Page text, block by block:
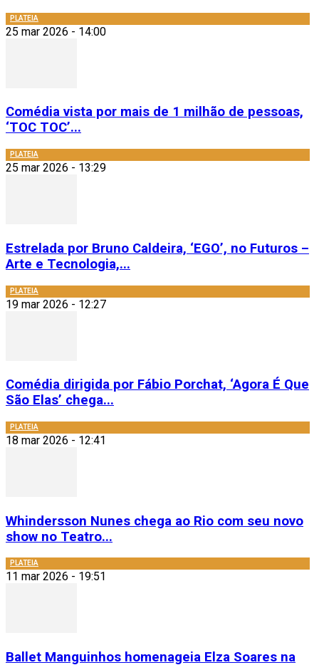
PLATEIA
25 mar 2026 - 14:00
Comédia vista por mais de 1 milhão de pessoas,
‘TOC TOC’...
PLATEIA
25 mar 2026 - 13:29
Estrelada por Bruno Caldeira, ‘EGO’, no Futuros –
Arte e Tecnologia,...
PLATEIA
19 mar 2026 - 12:27
Comédia dirigida por Fábio Porchat, ‘Agora É Que
São Elas’ chega...
PLATEIA
18 mar 2026 - 12:41
Whindersson Nunes chega ao Rio com seu novo
show no Teatro...
PLATEIA
11 mar 2026 - 19:51
Ballet Manguinhos homenageia Elza Soares na